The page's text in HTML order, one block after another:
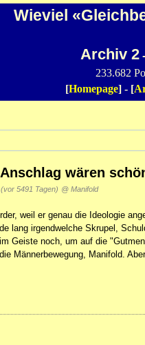
Wieviel
Archiv 2
233.682
[Homepage] - [
wären
(vor 5491 Tagen) @ Manifold
weil er genau die Ideologie
lang irgendwelche Skrupel,
Geiste noch, um auf die
Männerbewegung, Manifold.